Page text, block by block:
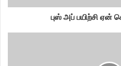
புஸ் அப் பயிற்சி ஏன்